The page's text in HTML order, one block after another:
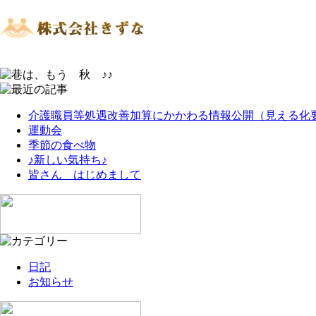
介護職員等処遇改善加算にかかわる情報公開（見える化
運動会
季節の食べ物
♪新しい気持ち♪
皆さん はじめまして
日記
お知らせ